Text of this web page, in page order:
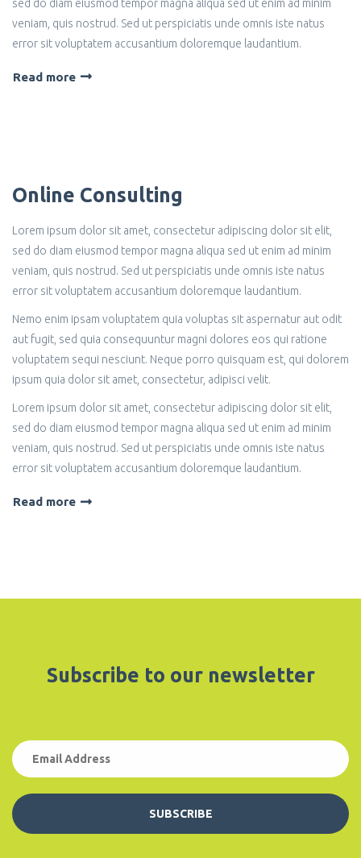
sed do diam eiusmod tempor magna aliqua sed ut enim ad minim
veniam, quis nostrud. Sed ut perspiciatis unde omnis iste natus
error sit voluptatem accusantium doloremque laudantium.
Read more
Online Consulting
Lorem ipsum dolor sit amet, consectetur adipiscing dolor sit elit,
sed do diam eiusmod tempor magna aliqua sed ut enim ad minim
veniam, quis nostrud. Sed ut perspiciatis unde omnis iste natus
error sit voluptatem accusantium doloremque laudantium.
Nemo enim ipsam voluptatem quia voluptas sit aspernatur aut odit
aut fugit, sed quia consequuntur magni dolores eos qui ratione
voluptatem sequi nesciunt. Neque porro quisquam est, qui dolorem
ipsum quia dolor sit amet, consectetur, adipisci velit.
Lorem ipsum dolor sit amet, consectetur adipiscing dolor sit elit,
sed do diam eiusmod tempor magna aliqua sed ut enim ad minim
veniam, quis nostrud. Sed ut perspiciatis unde omnis iste natus
error sit voluptatem accusantium doloremque laudantium.
Read more
Subscribe to our newsletter
SUBSCRIBE